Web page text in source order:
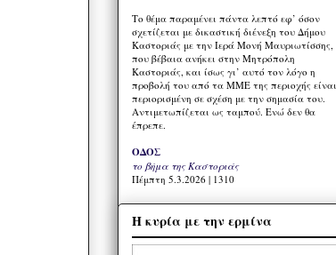
Το θέμα παραμένει πάντα λεπτό εφ’ όσον
σχετίζεται με δικαστική διένεξη του Δήμου
Καστοριάς με την Ιερά Μονή Μαυριωτίσσης,
που βέβαια ανήκει στην Μητρόπολη
Καστοριάς, και ίσως γι’ αυτό τον λόγο η
προβολή του από τα ΜΜΕ της περιοχής είναι
περιορισμένη σε σχέση με την σημασία του.
Αντιμετωπίζεται ως ταμπού. Ενώ δεν θα
έπρεπε.
ΟΔΟΣ
το βήμα της Καστοριάς
Πέμπτη 5.3.2026 | 1310
Η κυρία με την ερμίνα